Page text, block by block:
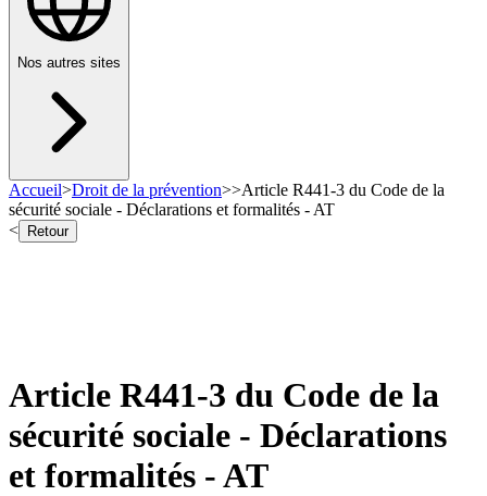
Nos autres sites
Accueil>Droit de la prévention>>Article R441-3 du Code de la
sécurité sociale - Déclarations et formalités - AT
<
Retour
Article R441-3 du Code de la
sécurité sociale - Déclarations
et formalités - AT